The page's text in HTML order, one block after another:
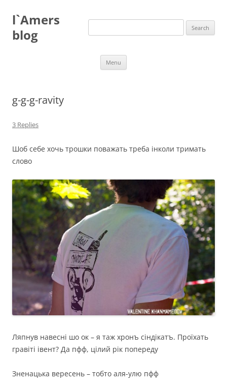
content
l`Amers
blog
Search
Menu
g-g-g-ravity
3 Replies
Шоб себе хочь трошки поважать треба інколи тримать
слово
Ляпнув навесні шо ок – я таж хронъ сіндікатъ. Проїхать
гравіті івент? Да пфф, цілий рік попереду
Зненацька вересень – тобто аля-улю пфф